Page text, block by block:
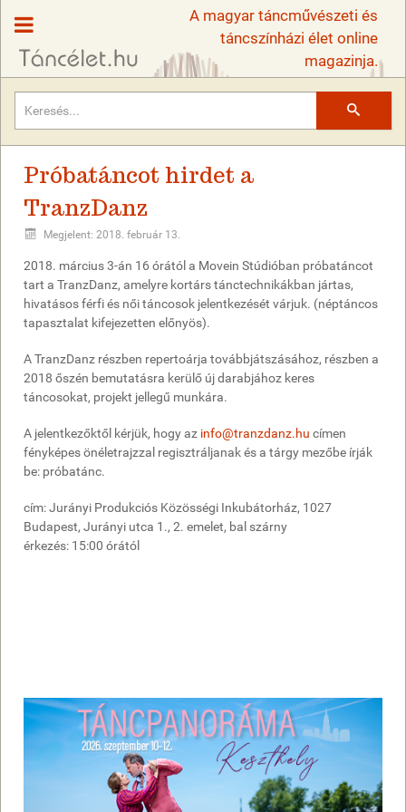
A magyar táncművészeti és
táncszínházi élet online
magazinja.
Próbatáncot hirdet a
TranzDanz
Megjelent: 2018. február 13.
2018. március 3-án 16 órától a Movein Stúdióban próbatáncot
tart a TranzDanz, amelyre kortárs tánctechnikákban jártas,
hivatásos férfi és női táncosok jelentkezését várjuk. (néptáncos
tapasztalat kifejezetten előnyös).
A TranzDanz részben repertoárja továbbjátszásához, részben a
2018 őszén bemutatásra kerülő új darabjához keres
táncosokat, projekt jellegű munkára.
A jelentkezőktől kérjük, hogy az info@tranzdanz.hu címen
fényképes önéletrajzzal regisztráljanak és a tárgy mezőbe írják
be: próbatánc.
cím: Jurányi Produkciós Közösségi Inkubátorház, 1027
Budapest, Jurányi utca 1., 2. emelet, bal szárny
érkezés: 15:00 órától